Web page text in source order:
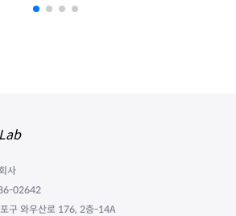
사
02642
구 와우산로 176, 2층-14A